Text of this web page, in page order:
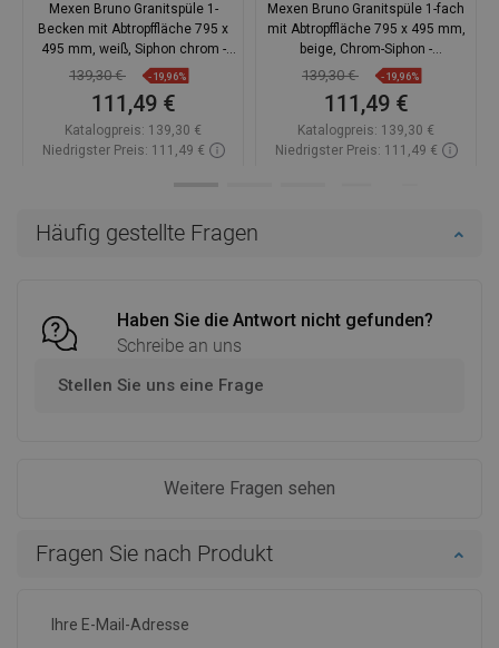
Häufig gestellte Fragen
Haben Sie die Antwort nicht gefunden?
Schreibe an uns
Stellen Sie uns eine Frage
Weitere Fragen sehen
Fragen Sie nach Produkt
Mexen Bruno Granitspüle 1-
Becken mit Abtropffläche 795 x
495 mm, weiß, Siphon chrom -
6513791010-20
139,30 € -19,96%
111,49 €
Katalogpreis: 139,30 €
Niedrigster Preis: 111,49 €
Mexen Bruno Granitspüle 1-fach
mit Abtropffläche 795 x 495 mm,
beige, Chrom-Siphon -
6513791010-69
139,30 € -19,96%
111,49 €
Katalogpreis: 139,30 €
Niedrigster Preis: 111,49 €